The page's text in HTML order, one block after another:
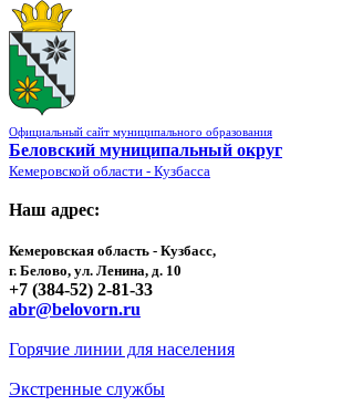
Официальный сайт муниципального образования
Беловский муниципальный округ
Кемеровской области - Кузбасса
Наш адрес:
Кемеровская область - Кузбасс,
г. Белово, ул. Ленина, д. 10
+7 (384-52) 2-81-33
abr@belovorn.ru
Горячие линии для населения
Экстренные службы